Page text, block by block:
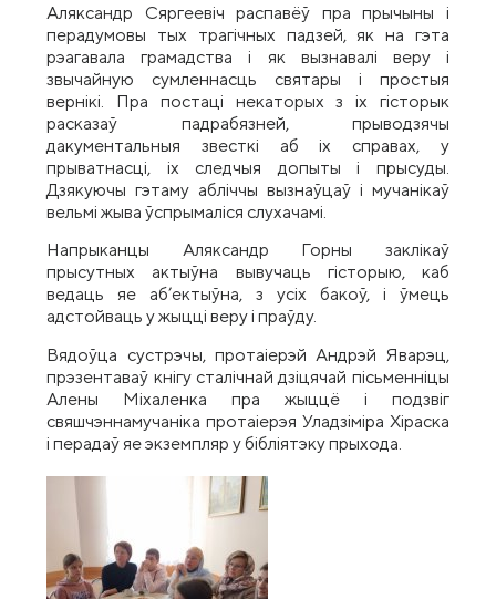
Аляксандр Сяргеевіч распавёў пра прычыны і
перадумовы тых трагічных падзей, як на гэта
рэагавала грамадства і як вызнавалі веру і
звычайную сумленнасць святары і простыя
вернікі. Пра постаці некаторых з іх гісторык
расказаў падрабязней, прыводзячы
дакументальныя звесткі аб іх справах, у
прыватнасці, іх следчыя допыты і прысуды.
Дзякуючы гэтаму абліччы вызнаўцаў і мучанікаў
вельмі жыва ўспрымаліся слухачамі.
Напрыканцы Аляксандр Горны заклікаў
прысутных актыўна вывучаць гісторыю, каб
ведаць яе аб’ектыўна, з усіх бакоў, і ўмець
адстойваць у жыцці веру і праўду.
Вядоўца сустрэчы, протаіерэй Андрэй Яварэц,
прэзентаваў кнігу сталічнай дзіцячай пісьменніцы
Алены Міхаленка пра жыццё і подзвіг
свяшчэннамучаніка протаіерэя Уладзіміра Хіраска
і перадаў яе экземпляр у бібліятэку прыхода.